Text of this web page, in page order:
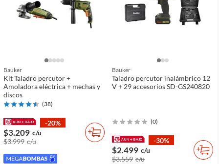
Bauker
Kit Taladro percutor +
Amoladora eléctrica + mechas y
discos
(38)
-20%
$3.209 c/u
$3.999 c/u
Bauker
Taladro percutor inalámbrico 12
V + 29 accesorios SD-GS240820
(0)
-30%
$2.499 c/u
$3.559 c/u